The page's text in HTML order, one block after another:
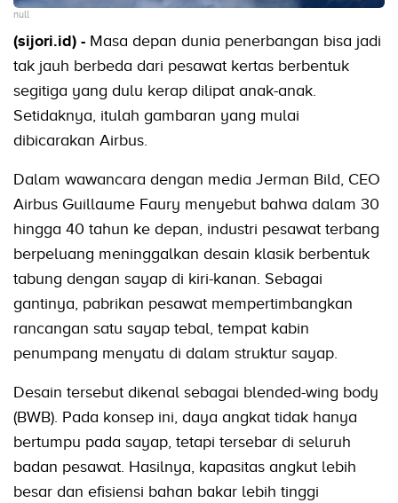
null
(sijori.id) - Masa depan dunia penerbangan bisa jadi
tak jauh berbeda dari pesawat kertas berbentuk
segitiga yang dulu kerap dilipat anak-anak.
Setidaknya, itulah gambaran yang mulai
dibicarakan Airbus.
Dalam wawancara dengan media Jerman Bild, CEO
Airbus Guillaume Faury menyebut bahwa dalam 30
hingga 40 tahun ke depan, industri pesawat terbang
berpeluang meninggalkan desain klasik berbentuk
tabung dengan sayap di kiri-kanan. Sebagai
gantinya, pabrikan pesawat mempertimbangkan
rancangan satu sayap tebal, tempat kabin
penumpang menyatu di dalam struktur sayap.
Desain tersebut dikenal sebagai blended-wing body
(BWB). Pada konsep ini, daya angkat tidak hanya
bertumpu pada sayap, tetapi tersebar di seluruh
badan pesawat. Hasilnya, kapasitas angkut lebih
besar dan efisiensi bahan bakar lebih tinggi